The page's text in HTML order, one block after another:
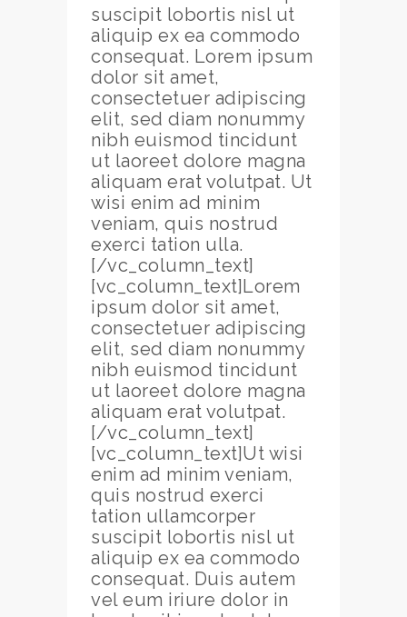
suscipit lobortis nisl ut
aliquip ex ea commodo
consequat. Lorem ipsum
dolor sit amet,
consectetuer adipiscing
elit, sed diam nonummy
nibh euismod tincidunt
ut laoreet dolore magna
aliquam erat volutpat. Ut
wisi enim ad minim
veniam, quis nostrud
exerci tation ulla.
[/vc_column_text]
[vc_column_text]Lorem
ipsum dolor sit amet,
consectetuer adipiscing
elit, sed diam nonummy
nibh euismod tincidunt
ut laoreet dolore magna
aliquam erat volutpat.
[/vc_column_text]
[vc_column_text]Ut wisi
enim ad minim veniam,
quis nostrud exerci
tation ullamcorper
suscipit lobortis nisl ut
aliquip ex ea commodo
consequat. Duis autem
vel eum iriure dolor in